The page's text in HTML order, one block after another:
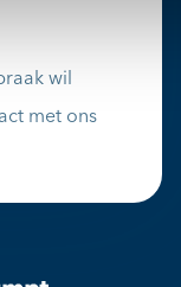
wil
met ons